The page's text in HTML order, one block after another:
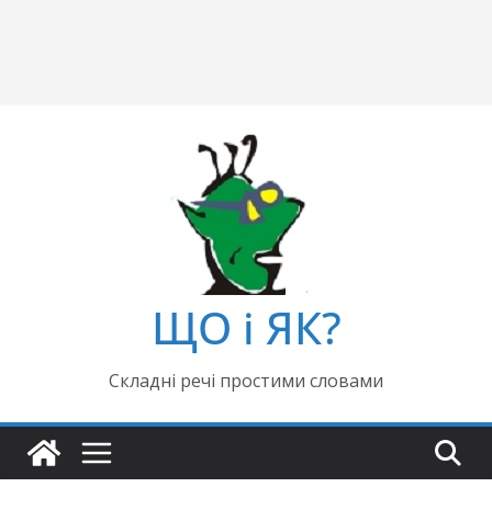
ЩО і ЯК?
Складні речі простими словами